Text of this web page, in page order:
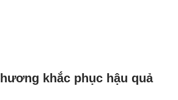
khắc phục hậu quả